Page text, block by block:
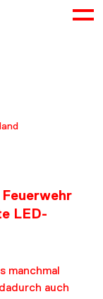
LED-
manchmal
auch